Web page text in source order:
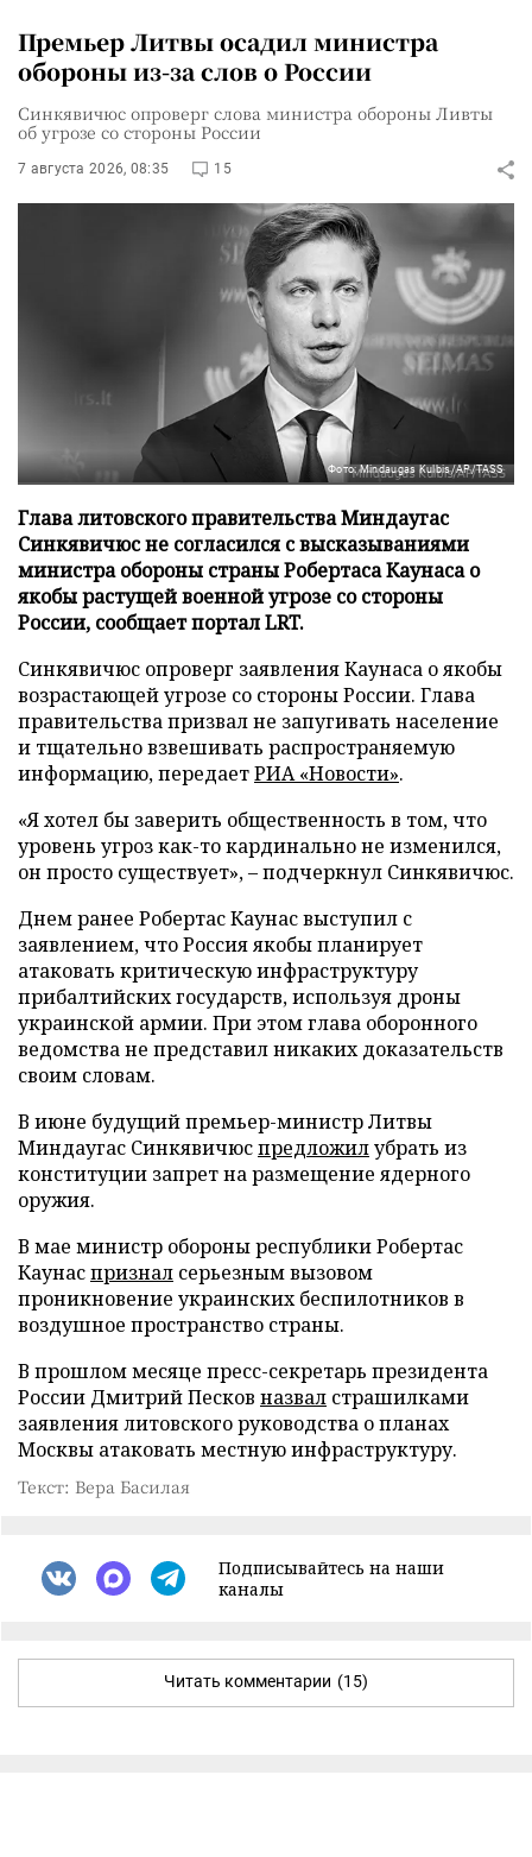
Премьер Литвы осадил министра
обороны из-за слов о России
Синкявичюс опроверг слова министра обороны Ливты
об угрозе со стороны России
7 августа 2026, 08:35 15
Фото: Mindaugas Kulbis/AP/TASS
Глава литовского правительства Миндаугас
Синкявичюс не согласился с высказываниями
министра обороны страны Робертаса Каунаса о
якобы растущей военной угрозе со стороны
России, сообщает портал LRT.
Синкявичюс опроверг заявления Каунаса о якобы
возрастающей угрозе со стороны России. Глава
правительства призвал не запугивать население
и тщательно взвешивать распространяемую
информацию, передаетРИА «Новости».
«Я хотел бы заверить общественность в том, что
уровень угроз как-то кардинально не изменился,
он просто существует», – подчеркнул Синкявичюс.
Днем ранее Робертас Каунас выступил с
заявлением, что Россия якобы планирует
атаковать критическую инфраструктуру
прибалтийских государств, используя дроны
украинской армии. При этом глава оборонного
ведомства не представил никаких доказательств
своим словам.
В июне будущий премьер-министр Литвы
Миндаугас Синкявичюспредложилубрать из
конституции запрет на размещение ядерного
оружия.
В мае министр обороны республики Робертас
Каунаспризнал серьезным вызовом
проникновение украинских беспилотников в
воздушное пространство страны.
В прошлом месяце пресс-секретарь президента
России Дмитрий Песков назвал страшилками
заявления литовского руководства о планах
Москвы атаковать местную инфраструктуру.
Текст: Вера Басилая
Подписывайтесь на наши
каналы
Читать комментарии (15)